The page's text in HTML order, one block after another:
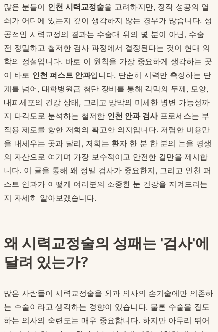
많은 분들이 인천 시력교정술을 고려하지만, 정작 성공의 열
쇠가 어디에 있는지 깊이 생각하지 않는 경우가 많습니다. 성
공적인 시력교정의 결과는 수술대 위의 몇 분이 아닌, 수술
전 정밀하고 철저한 검사 과정에서 결정된다는 것이 현대 의
학의 정설입니다. 바로 이 원칙을 가장 중요하게 생각하는 곳
이 바로 인천 퍼스트 안과입니다. 단순히 시력만 측정하는 단
계를 넘어, 대학병원급 첨단 장비를 통해 각막의 두께, 모양,
내피세포의 건강 상태, 그리고 망막의 미세한 병변 가능성까
지 다각도로 분석하는 철저한 인천 안과 검사프로세스는 부
작용 제로를 향한 저희의 확고한 의지입니다. 저렴한 비용만
을 내세우는 곳과 달리, 저희는 환자 한 분 한 분의 눈을 평생
의 자산으로 여기며 가장 보수적이고 안전한 길만을 제시합
니다. 이 글을 통해 왜 정밀 검사가 중요한지, 그리고 인천 퍼
스트 안과가 어떻게 여러분의 소중한 눈 건강을 지켜드리는
지 자세히 알아보겠습니다.
왜 시력교정술의 성패는 '검사'에
달려 있는가?
많은 사람들이 시력교정술을 외과 의사의 손기술에만 의존하
는 수술이라고 생각하는 경향이 있습니다. 물론 수술을 집도
하는 의사의 숙련도는 매우 중요합니다. 하지만 아무리 뛰어